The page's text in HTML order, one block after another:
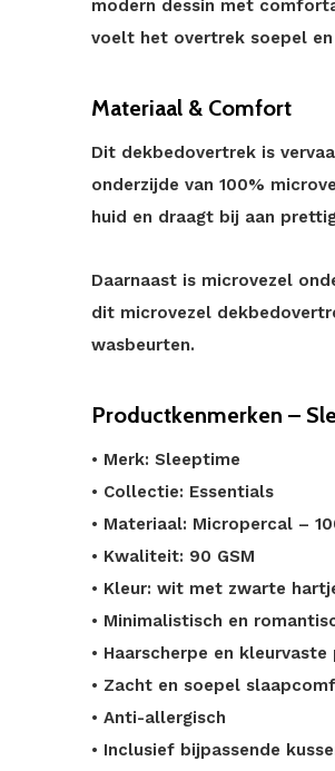
modern dessin met
voelt het overtrek soepel
Materiaal & Comfort
Dit dekbedovertrek is
onderzijde van 100%
huid en draagt bij aan
Daarnaast is microvezel
dit microvezel
wasbeurten.
Productkenmerken –
• Merk: Sleeptime
• Collectie: Essentials
• Materiaal: Micropercal –
• Kwaliteit: 90 GSM
• Kleur: wit met zwarte
• Minimalistisch en
• Haarscherpe en
• Zacht en soepel
• Anti-allergisch
• Inclusief bijpassende